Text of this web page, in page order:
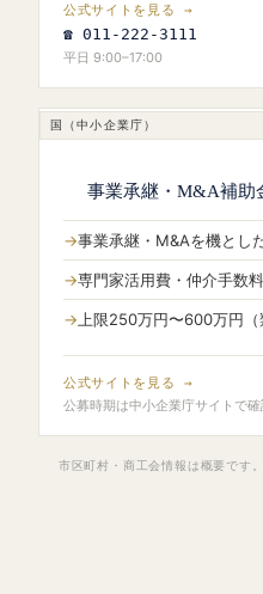
公式サイトを見る →
☎ 011-222-3111
平日 9:00–17:00
国（中小企業庁）
事業承継・M&A補助
事業承継・M&Aを機とし
専門家活用費・仲介手数
上限250万円〜600万円（
公式サイトを見る →
公募時期は中小企業庁サイトで
市区町村・商工会情報は概要です